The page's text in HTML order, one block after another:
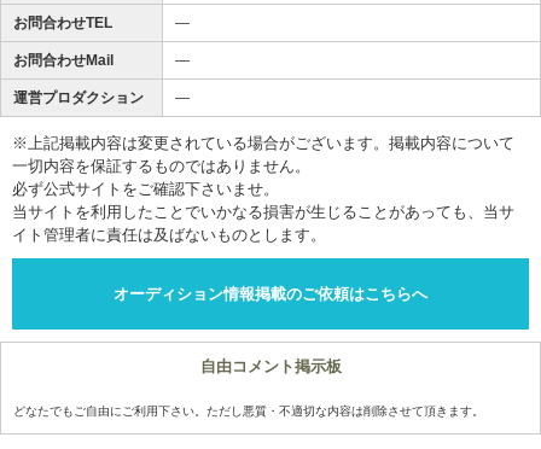
お問合わせTEL ―
お問合わせMail ―
運営プロダクション ―
※上記掲載内容は変更されている場合がございます。掲載内容について
一切内容を保証するものではありません。
必ず公式サイトをご確認下さいませ。
当サイトを利用したことでいかなる損害が生じることがあっても、当サ
イト管理者に責任は及ばないものとします。
オーディション情報掲載のご依頼はこちらへ
自由コメント掲示板
どなたでもご自由にご利用下さい。ただし悪質・不適切な内容は削除させて頂きます。